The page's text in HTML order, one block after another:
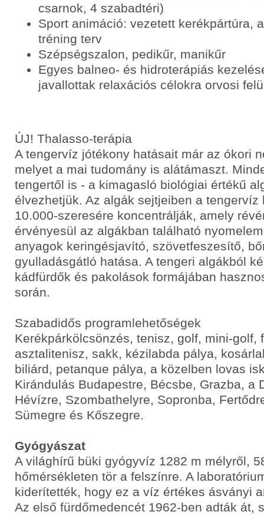
csarnok, 4 szabadtéri)
Sport animáció: vezetett kerékpártúra,
tréning terv
Szépségszalon, pedikűr, manikűr
Egyes balneo- és hidroterápiás
javallottak relaxációs célokra orvosi
ÚJ! Thalasso-terápia
A tengervíz jótékony hatásait már az ókori
melyet a mai tudomány is alátámaszt.
tengertől is - a kimagasló biológiai értékű
élvezhetjük. Az algák sejtjeiben a tengervíz
10.000-szeresére koncentrálják, amely
érvényesül az algákban található
anyagok keringésjavító, szövetfeszesítő,
gyulladásgátló hatása. A tengeri algákból
kádfürdők és pakolások formájában
során.
Szabadidős programlehetőségek
Kerékpárkölcsönzés, tenisz, golf, mini-golf,
asztalitenisz, sakk, kézilabda pálya,
biliárd, petanque pálya, a közelben lovas
Kirándulás Budapestre, Bécsbe, Grazba, a
Hévízre, Szombathelyre, Sopronba,
Sümegre és Kőszegre.
Gyógyászat
A világhírű büki gyógyvíz 1282 m mélyről,
hőmérsékleten tör a felszínre. A
kiderítették, hogy ez a víz értékes ásványi
Az első fürdőmedencét 1962-ben adták át,